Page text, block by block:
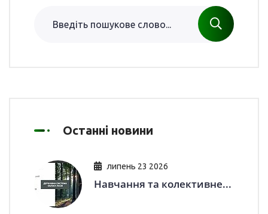
Останні новини
липень 23 2026
Навчання та колективне...